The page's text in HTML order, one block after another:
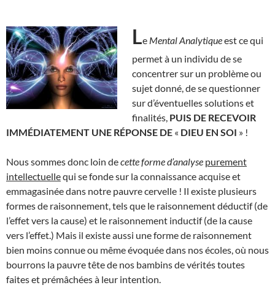
Le Mental Analytiqueest ce qui
permet à un individu de se
concentrer sur un problème ou
sujet donné, de se questionner
sur d’éventuelles solutions et
finalités, PUIS DE RECEVOIR
IMMÉDIATEMENT UNE RÉPONSE DE « DIEU EN SOI » !
Nous sommes donc loin decette formed’analyse purement
intellectuellequi se fonde sur la connaissance acquise et
emmagasinée dans notre pauvre cervelle ! Il existe plusieurs
formes de raisonnement, tels que le raisonnement déductif (de
l’effet vers la cause) et le raisonnement inductif (de la cause
vers l’effet.) Mais il existe aussi une forme de raisonnement
bien moins connue ou même évoquée dans nos écoles, où nous
bourrons la pauvre tête de nos bambins de vérités toutes
faites et prémâchées à leur intention.